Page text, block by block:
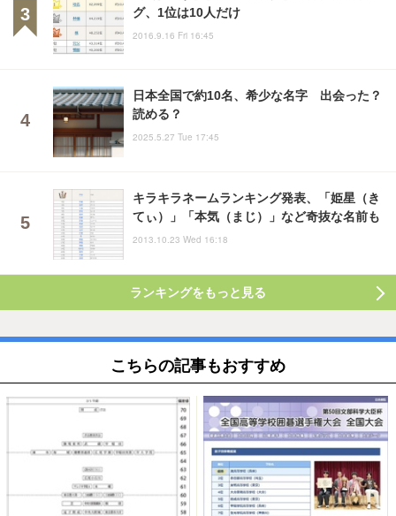
グ、1位は10人だけ
2016.9.16 Fri 16:45
日本全国で約10名、希少な名字 出会った？
読める？
2025.5.27 Tue 17:45
キラキラネームランキング発表、「姫星（き
てぃ）」「本気（まじ）」など奇抜な名前も
2013.10.23 Wed 16:18
ランキングをもっと見る
こちらの記事もおすすめ